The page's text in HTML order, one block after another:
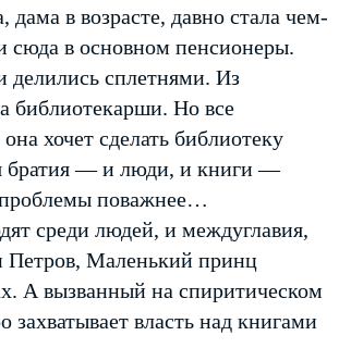
дама в возрасте, давно стала чем-
сюда в основном пенсионеры.
делились сплетнями. Из
библиотекарши. Но все
хочет сделать библиотеку
братия — и люди, и книги —
поважнее…
среди людей, и междуглавия,
Петров, Маленький принц
А вызванный на спиритическом
власть над книгами